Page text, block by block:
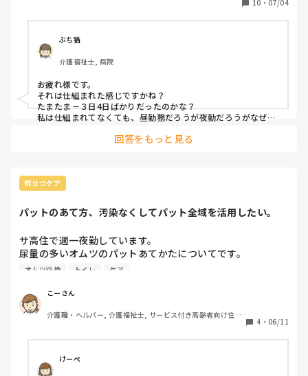
寝る前最後のトイレタイム
うんこいっぱい遭遇すると、運がつくよな
うんこだけに。
今日昼間からいろいろあって、イレギュラーと事故と風呂で
盛りだくさんだったわ
激動の１日
職員が最低人数しかいない日に限って起こる
お疲れ様でした！！！！！
10 ・ 07/04
ぶち猫
介護福祉士, 病院
お疲れ様です。
それは仕組まれた感じですかね？
たまたま－３日4日ばかりだったのかな？
私は仕組まれてなくても、昼勤務だろうが夜勤だろうがなぜか
職場でうんこ番長と呼ばれています。
回答をもっと見る
排せつケア
パットのあて方、汚染なくしてパット全域を活用したい。
サ高住で週一夜勤しています。
尿量の多いオムツのパットあてかたについてです。
臥床されている方で、パットを巻くと臀部と陰部を覆うよう
ておらず、臀部側が多く濡れて背中側に汚染することもあり
ます。
特に夜用のパットは大きいものを使用し、吸収量は多いもの
臀部側はボトボトてすが、前はほぼ濡れておらず1/3程は有
効に吸収できていないように思います。
オムツ交換 トイレ ケア
こーさん
介護職・ヘルパー, 介護福祉士, サービス付き高齢者向け住宅,
4 ・ 06/11
けーぺ